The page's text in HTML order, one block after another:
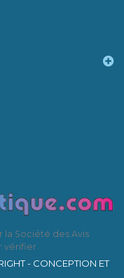
la Société des Avis
vérifier
- CONCEPTION ET